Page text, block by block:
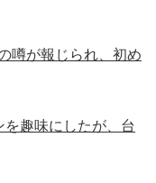
噂が報じられ、初め
を趣味にしたが、台